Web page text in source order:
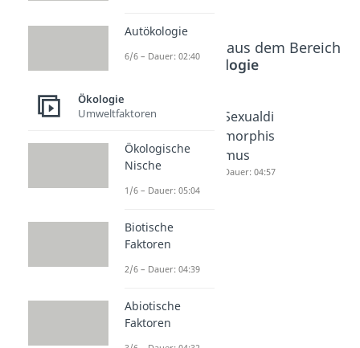
Beliebte Inhalte aus dem Bereich
Ökologie
Allensch
Dauer: 03:27 Regel
Sexualdi
morphis
mus
Dauer: 04:57
Autökologie
6/6 – Dauer: 02:40
Ökologie
Umweltfaktoren
Ökologische
Nische
1/6 – Dauer: 05:04
Biotische
Faktoren
2/6 – Dauer: 04:39
Abiotische
Faktoren